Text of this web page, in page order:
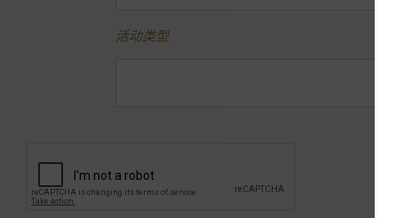
活动类型